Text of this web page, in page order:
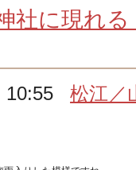
社に現れ
10:55松江／